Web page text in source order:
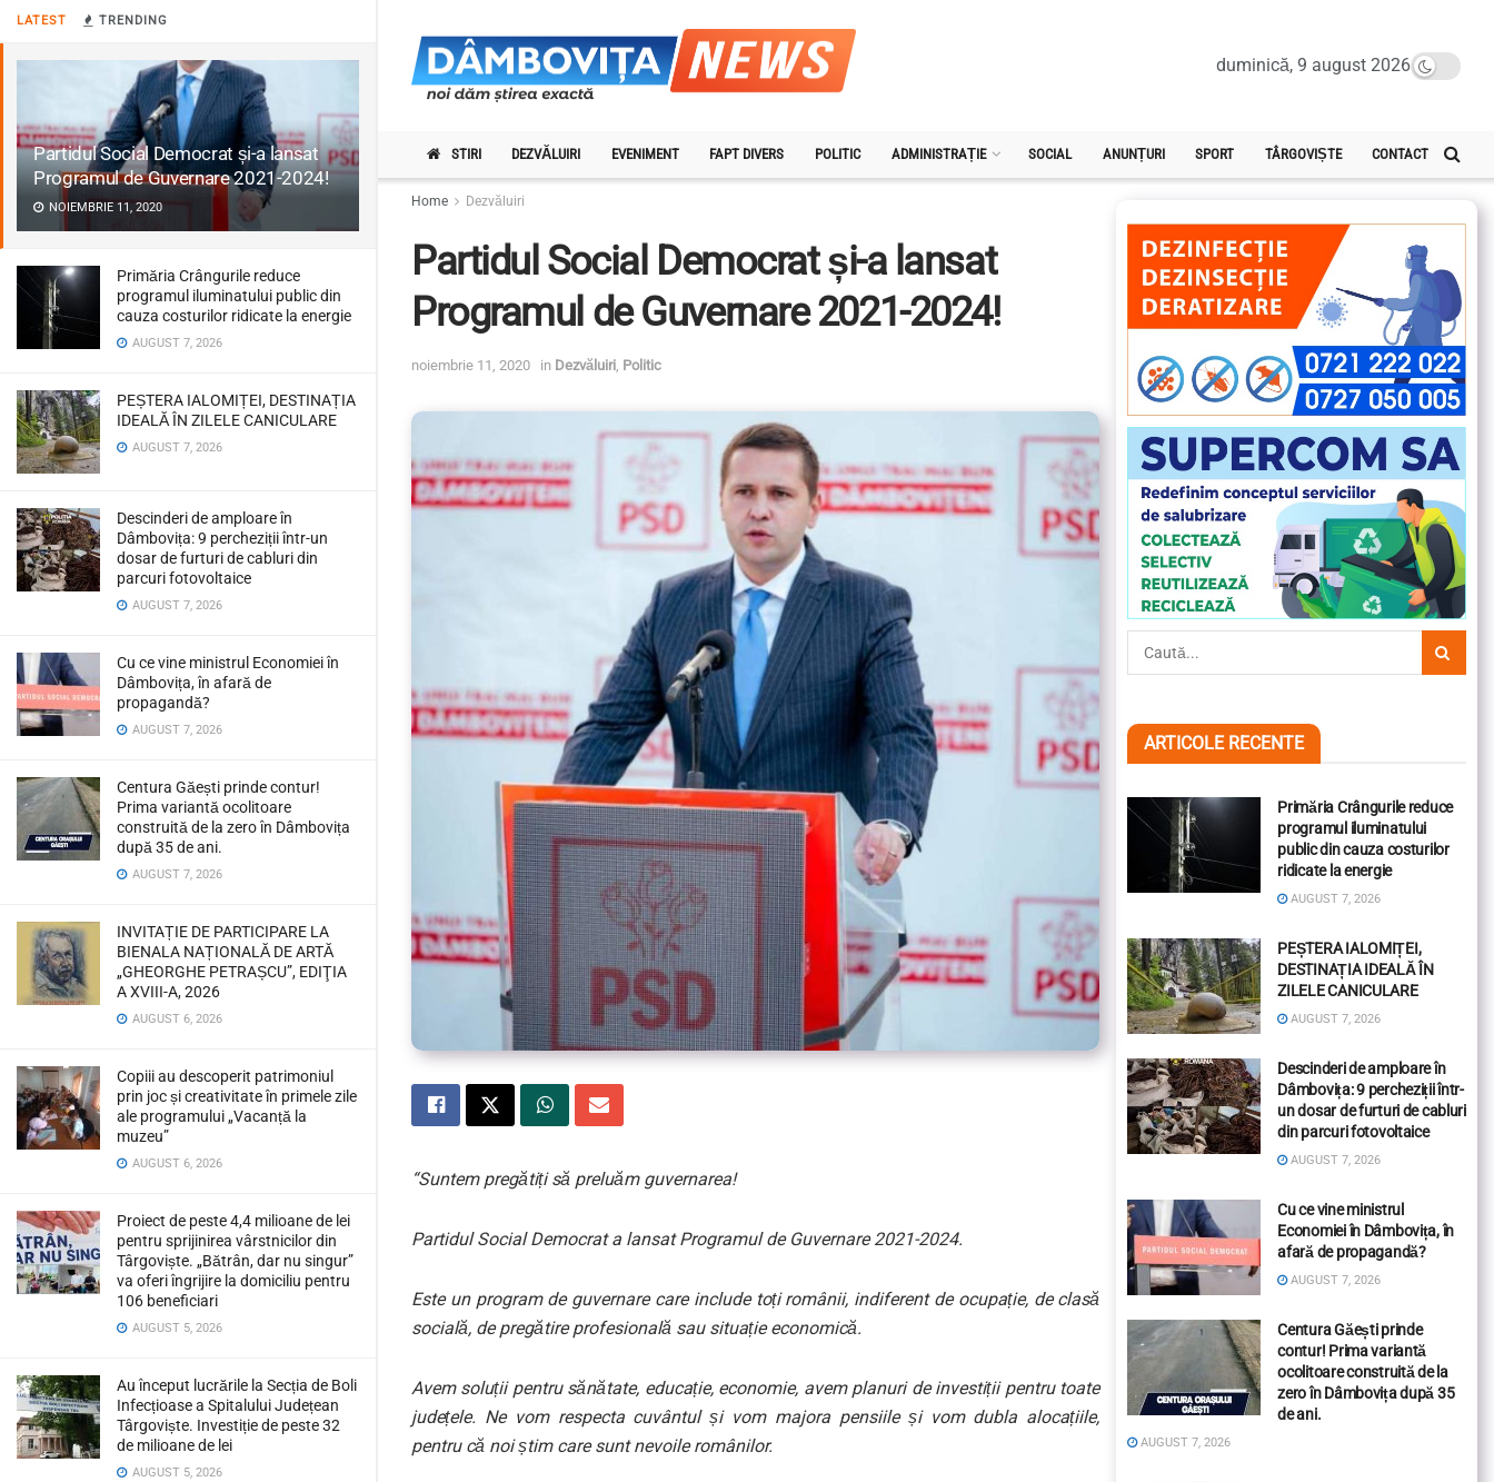
LATEST TRENDING
Partidul Social Democrat și-a lansat
Programul de Guvernare 2021-2024!
NOIEMBRIE 11, 2020
Primăria Crângurile reduce
programul iluminatului public din
cauza costurilor ridicate la energie
AUGUST 7, 2026
PEȘTERA IALOMIȚEI, DESTINAȚIA
IDEALĂ ÎN ZILELE CANICULARE
AUGUST 7, 2026
Descinderi de amploare în
Dâmbovița: 9 percheziții într-un
dosar de furturi de cabluri din
parcuri fotovoltaice
AUGUST 7, 2026
Cu ce vine ministrul Economiei în
Dâmbovița, în afară de
propagandă?
AUGUST 7, 2026
Centura Găești prinde contur!
Prima variantă ocolitoare
construită de la zero în Dâmbovița
după 35 de ani.
AUGUST 7, 2026
INVITAȚIE DE PARTICIPARE LA
BIENALA NAȚIONALĂ DE ARTĂ
„GHEORGHE PETRAȘCU”, EDIŢIA
A XVIII-A, 2026
AUGUST 6, 2026
Copiii au descoperit patrimoniul
prin joc și creativitate în primele zile
ale programului „Vacanță la
muzeu”
AUGUST 6, 2026
Proiect de peste 4,4 milioane de lei
pentru sprijinirea vârstnicilor din
Târgoviște. „Bătrân, dar nu singur”
va oferi îngrijire la domiciliu pentru
106 beneficiari
AUGUST 5, 2026
Au început lucrările la Secția de Boli
Infecțioase a Spitalului Județean
Târgoviște. Investiție de peste 32
de milioane de lei
AUGUST 5, 2026
duminică, 9 august 2026
STIRI DEZVĂLUIRI EVENIMENT FAPT DIVERS POLITIC ADMINISTRAȚIE SOCIAL ANUNȚURI SPORT TÂRGOVIȘTE CONTACT
Home Dezvăluiri
Partidul Social Democrat și-a lansat
Programul de Guvernare 2021-2024!
noiembrie 11, 2020 in Dezvăluiri, Politic
“Suntem pregătiți să preluăm guvernarea!
Partidul Social Democrat a lansat Programul de Guvernare 2021-2024.
Este un program de guvernare care include toți românii, indiferent de ocupație, de clasă
socială, de pregătire profesională sau situație economică.
Avem soluții pentru sănătate, educație, economie, avem planuri de investiții pentru toate
județele. Ne vom respecta cuvântul și vom majora pensiile și vom dubla alocațiile,
pentru că noi știm care sunt nevoile românilor.
ARTICOLE RECENTE
Primăria Crângurile reduce
programul iluminatului
public din cauza costurilor
ridicate la energie
AUGUST 7, 2026
PEȘTERA IALOMIȚEI,
DESTINAȚIA IDEALĂ ÎN
ZILELE CANICULARE
AUGUST 7, 2026
Descinderi de amploare în
Dâmbovița: 9 percheziții într-
un dosar de furturi de cabluri
din parcuri fotovoltaice
AUGUST 7, 2026
Cu ce vine ministrul
Economiei în Dâmbovița, în
afară de propagandă?
AUGUST 7, 2026
Centura Găești prinde
contur! Prima variantă
ocolitoare construită de la
zero în Dâmbovița după 35
de ani.
AUGUST 7, 2026